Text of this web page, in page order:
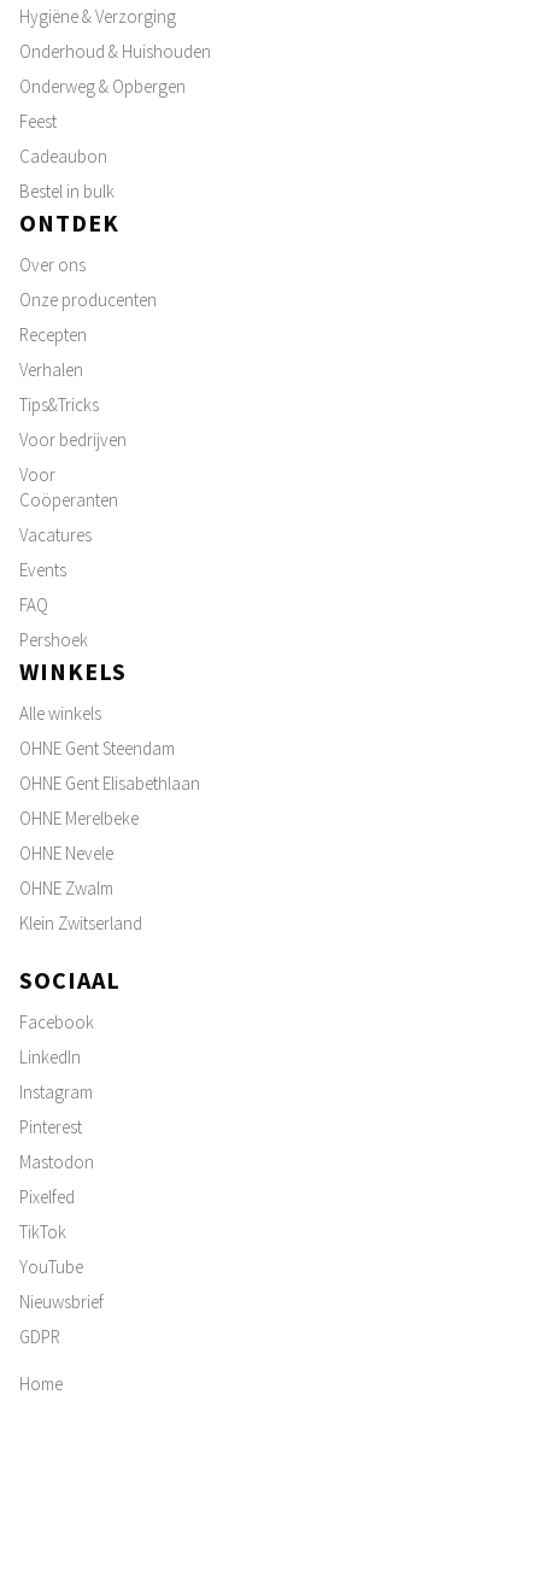
Hygiëne & Verzorging
Onderhoud & Huishouden
Onderweg & Opbergen
Feest
Cadeaubon
Bestel in bulk
ONTDEK
Over ons
Onze producenten
Recepten
Verhalen
Tips&Tricks
Voor bedrijven
Voor
Coöperanten
Vacatures
Events
FAQ
Pershoek
WINKELS
Alle winkels
OHNE Gent Steendam
OHNE Gent Elisabethlaan
OHNE Merelbeke
OHNE Nevele
OHNE Zwalm
Klein Zwitserland
SOCIAAL
Facebook
LinkedIn
Instagram
Pinterest
Mastodon
Pixelfed
TikTok
YouTube
Nieuwsbrief
GDPR
Home